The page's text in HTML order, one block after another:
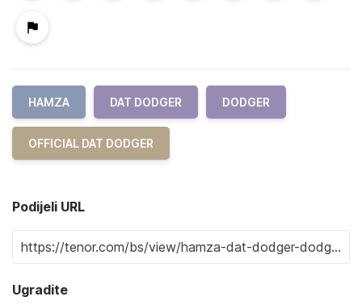
HAMZA DAT DODGER DODGER
OFFICIAL DAT DODGER
Podijeli URL
Ugradite